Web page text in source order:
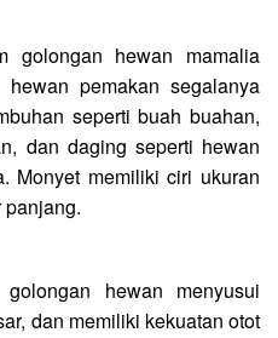
golongan hewan mamalia
pemakan segalanya
seperti buah buahan,
dan daging seperti hewan
Monyet memiliki ciri ukuran
hewan menyusui
dan memiliki kekuatan otot